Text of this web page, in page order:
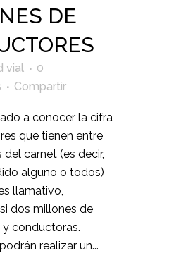
DE
vial
0
Compartir
a conocer la cifra
que tienen entre
del carnet (es decir,
alguno o todos)
llamativo,
dos millones de
conductoras.
realizar un...